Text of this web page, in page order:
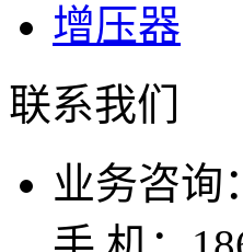
增压器
联系我们
业务咨询